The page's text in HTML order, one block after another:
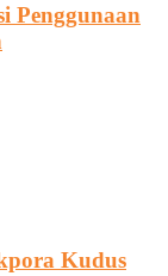
Penggunaan
Kudus